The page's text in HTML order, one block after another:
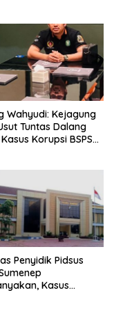
Wahyudi: Kejagung
Tuntas Dalang
Korupsi BSPS
Penyidik Pidsus
Kasus